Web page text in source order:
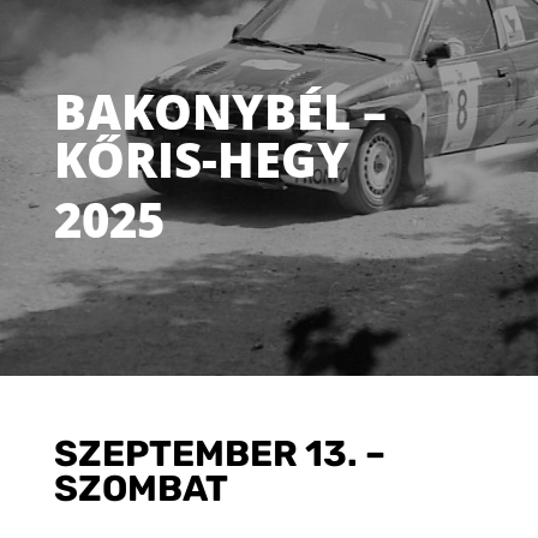
BAKONYBÉL –
KŐRIS-HEGY
2025
SZEPTEMBER 13. –
SZOMBAT